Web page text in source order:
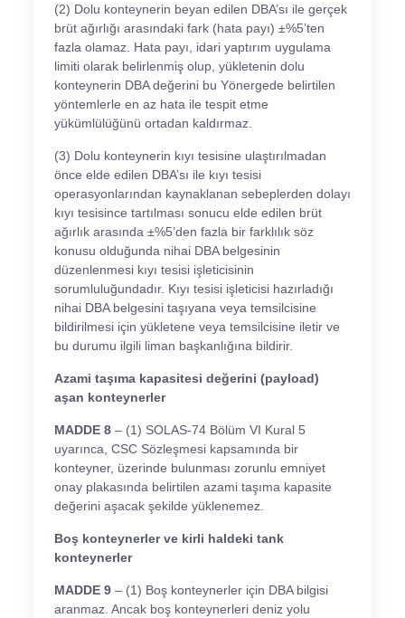
(2) Dolu konteynerin beyan edilen DBA’sı ile gerçek
brüt ağırlığı arasındaki fark (hata payı) ±%5’ten
fazla olamaz. Hata payı, idari yaptırım uygulama
limiti olarak belirlenmiş olup, yükletenin dolu
konteynerin DBA değerini bu Yönergede belirtilen
yöntemlerle en az hata ile tespit etme
yükümlülüğünü ortadan kaldırmaz.
(3) Dolu konteynerin kıyı tesisine ulaştırılmadan
önce elde edilen DBA’sı ile kıyı tesisi
operasyonlarından kaynaklanan sebeplerden dolayı
kıyı tesisince tartılması sonucu elde edilen brüt
ağırlık arasında ±%5’den fazla bir farklılık söz
konusu olduğunda nihai DBA belgesinin
düzenlenmesi kıyı tesisi işleticisinin
sorumluluğundadır. Kıyı tesisi işleticisi hazırladığı
nihai DBA belgesini taşıyana veya temsilcisine
bildirilmesi için yükletene veya temsilcisine iletir ve
bu durumu ilgili liman başkanlığına bildirir.
Azami taşıma kapasitesi değerini (payload)
aşan konteynerler
MADDE 8 – (1) SOLAS-74 Bölüm VI Kural 5
uyarınca, CSC Sözleşmesi kapsamında bir
konteyner, üzerinde bulunması zorunlu emniyet
onay plakasında belirtilen azami taşıma kapasite
değerini aşacak şekilde yüklenemez.
Boş konteynerler ve kirli haldeki tank
konteynerler
MADDE 9 – (1) Boş konteynerler için DBA bilgisi
aranmaz. Ancak boş konteynerleri deniz yolu